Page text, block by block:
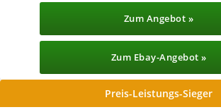
Zum Angebot »
Zum Ebay-Angebot »
Preis-Leistungs-Sieger